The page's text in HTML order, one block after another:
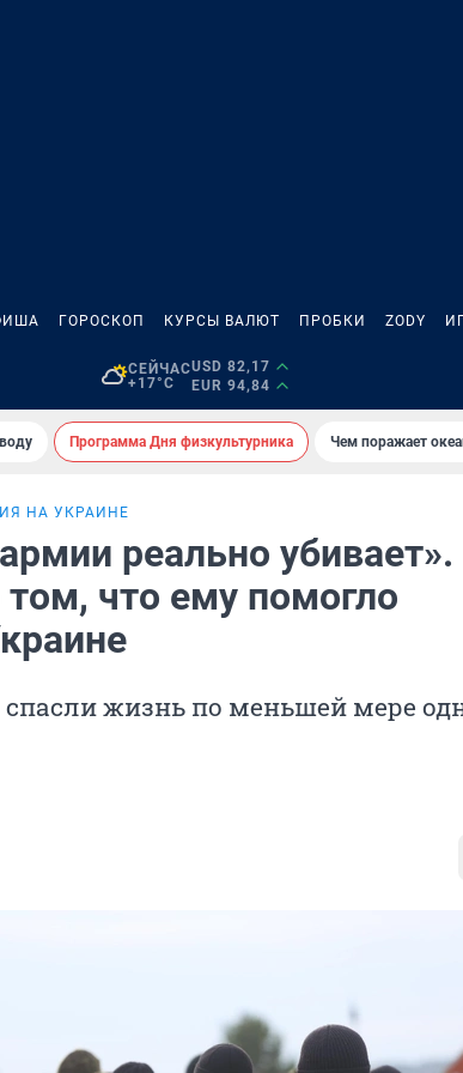
ГОРОСКОП КУРСЫ ВАЛЮТ ПРОБКИ ZODY
СЕЙЧАС
+17°C
USD 82,17
EUR 94,84
Программа Дня физкультурника Чем поражает
НА УКРАИНЕ
реально убивает».
что ему помогло
жизнь по меньшей мере